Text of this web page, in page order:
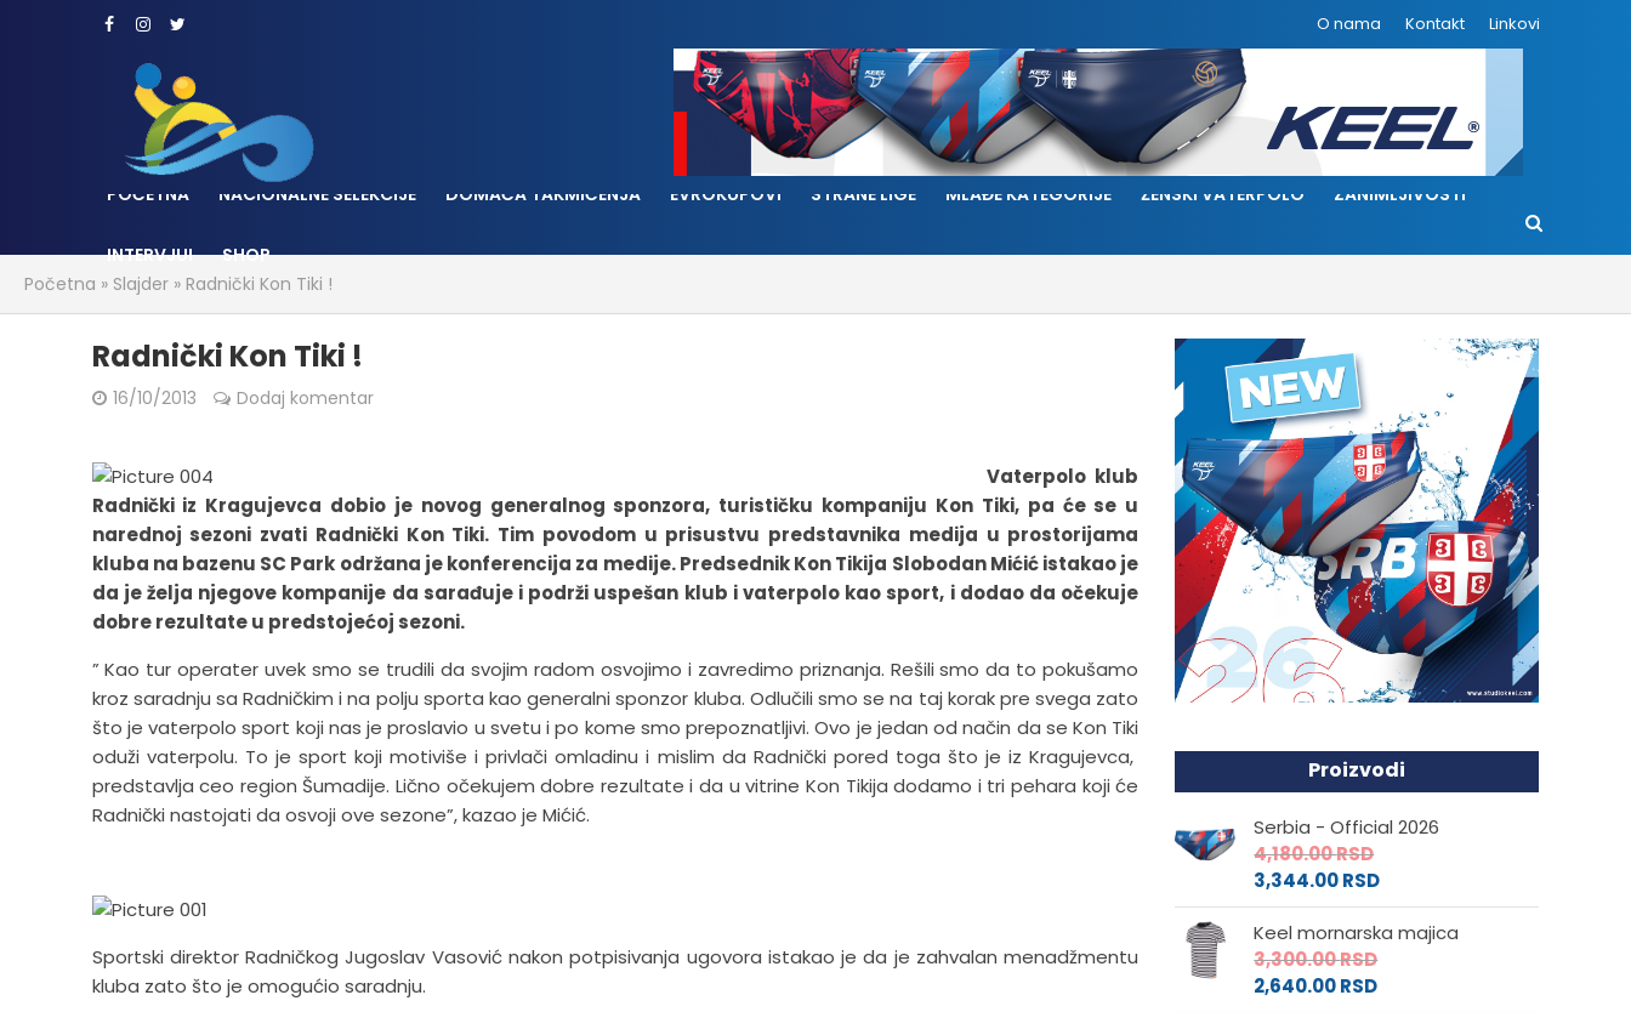
O nama Kontakt Linkovi
POČETNA NACIONALNE SELEKCIJE DOMAĆA TAKMIČENJA EVROKUPOVI STRANE LIGE MLAĐE KATEGORIJE ŽENSKI VATERPOLO ZANIMLJIVOSTI
INTERVJUI
SHOP
Početna » Slajder » Radnički Kon Tiki !
Radnički Kon Tiki !
16/10/2013 Dodaj komentar
Vaterpolo klub
Radnički iz Kragujevca dobio je novog generalnog sponzora, turističku kompaniju Kon Tiki, pa će se u
narednoj sezoni zvati Radnički Kon Tiki. Tim povodom u prisustvu predstavnika medija u prostorijama
kluba na bazenu SC Park održana je konferencija za medije. Predsednik Kon Tikija Slobodan Mićić istakao je
da je želja njegove kompanije da sarađuje i podrži uspešan klub i vaterpolo kao sport, i dodao da očekuje
dobre rezultate u predstojećoj sezoni.
” Kao tur operater uvek smo se trudili da svojim radom osvojimo i zavredimo priznanja. Rešili smo da to pokušamo
kroz saradnju sa Radničkim i na polju sporta kao generalni sponzor kluba. Odlučili smo se na taj korak pre svega zato
što je vaterpolo sport koji nas je proslavio u svetu i po kome smo prepoznatljivi. Ovo je jedan od način da se Kon Tiki
oduži vaterpolu. To je sport koji motiviše i privlači omladinu i mislim da Radnički pored toga što je iz Kragujevca,
predstavlja ceo region Šumadije. Lično očekujem dobre rezultate i da u vitrine Kon Tikija dodamo i tri pehara koji će
Radnički nastojati da osvoji ove sezone”, kazao je Mićić.
Sportski direktor Radničkog Jugoslav Vasović nakon potpisivanja ugovora istakao je da je zahvalan menadžmentu
kluba zato što je omogućio saradnju.
Proizvodi
Serbia - Official 2026
4,180.00RSD
3,344.00RSD
Keel mornarska majica
3,300.00RSD
2,640.00RSD